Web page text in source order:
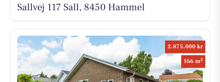
Sallvej 117 Sall, 8450 Hammel
2.875.000 kr
166 m2